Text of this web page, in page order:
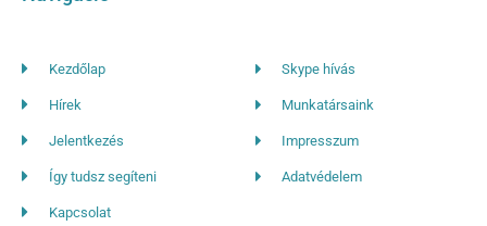
Kezdőlap
Hírek
Jelentkezés
Így tudsz segíteni
Kapcsolat
Skype hívás
Munkatársaink
Impresszum
Adatvédelem